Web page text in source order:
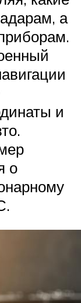
а
и
о